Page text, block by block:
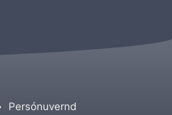
Persónuvernd